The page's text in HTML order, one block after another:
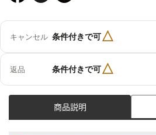
キャンセル 条件付きで可△
返品 条件付きで可△
商品説明